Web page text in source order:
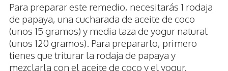
Para preparar este remedio, necesitarás 1 rodaja
de papaya, una cucharada de aceite de coco
(unos 15 gramos) y media taza de yogur natural
(unos 120 gramos). Para prepararlo, primero
tienes que triturar la rodaja de papaya y
mezclarla con el aceite de coco y el yogur.